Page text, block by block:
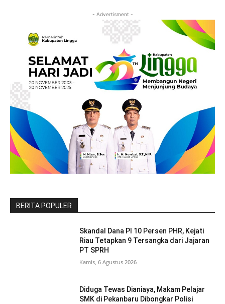
- Advertisment -
BERITA POPULER
Skandal Dana PI 10 Persen PHR, Kejati
Riau Tetapkan 9 Tersangka dari Jajaran
PT SPRH
Kamis, 6 Agustus 2026
Diduga Tewas Dianiaya, Makam Pelajar
SMK di Pekanbaru Dibongkar Polisi